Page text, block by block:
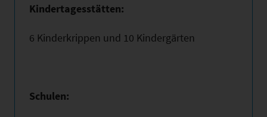
Kindertagesstätten:
6 Kinderkrippen und 10 Kindergärten
Schulen: